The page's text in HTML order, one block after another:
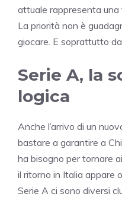
attuale rappresenta
La priorità non è
giocare. E soprattutto
Serie A, la
logica
Anche l’arrivo di un
bastare a garantire a
ha bisogno per tornare
il ritorno in Italia appare
Serie A ci sono diversi